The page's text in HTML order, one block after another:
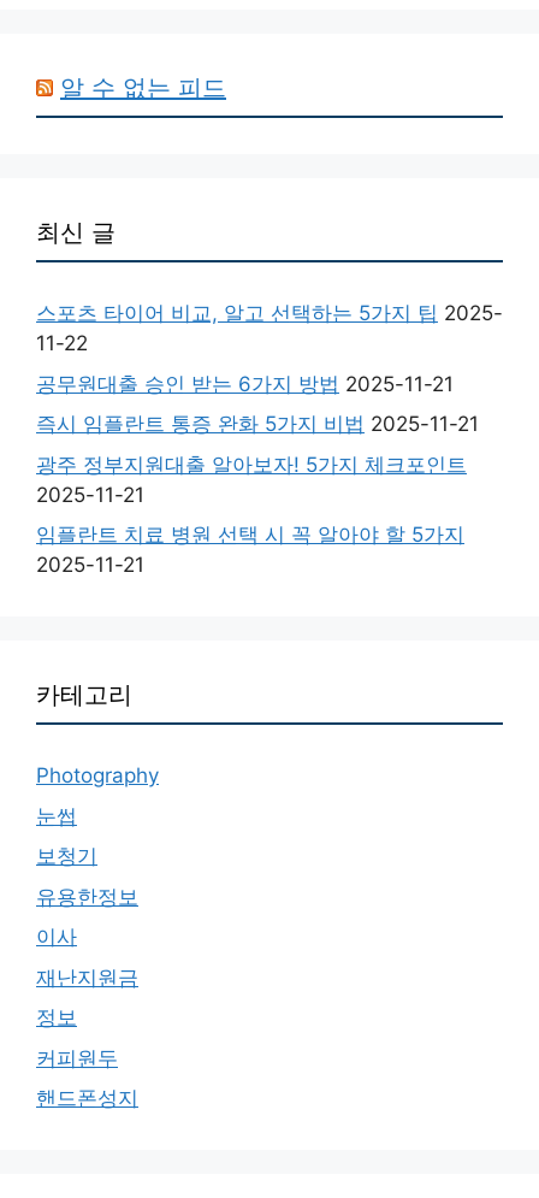
알 수 없는 피드
최신 글
스포츠 타이어 비교, 알고 선택하는 5가지 팁 2025-
11-22
공무원대출 승인 받는 6가지 방법 2025-11-21
즉시 임플란트 통증 완화 5가지 비법 2025-11-21
광주 정부지원대출 알아보자! 5가지 체크포인트
2025-11-21
임플란트 치료 병원 선택 시 꼭 알아야 할 5가지
2025-11-21
카테고리
Photography
눈썹
보청기
유용한정보
이사
재난지원금
정보
커피원두
핸드폰성지